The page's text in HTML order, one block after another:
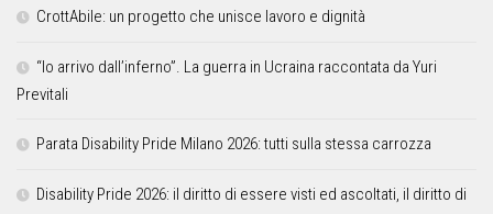
CrottAbile: un progetto che unisce lavoro e dignità
“Io arrivo dall’inferno”. La guerra in Ucraina raccontata da Yuri
Previtali
Parata Disability Pride Milano 2026: tutti sulla stessa carrozza
Disability Pride 2026: il diritto di essere visti ed ascoltati, il diritto di